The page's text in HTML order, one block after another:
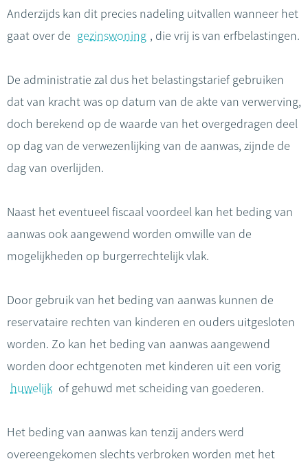
Anderzijds kan dit precies nadeling uitvallen wanneer het
gaat over de gezinswoning , die vrij is van erfbelastingen.
De administratie zal dus het belastingstarief gebruiken
dat van kracht was op datum van de akte van verwerving,
doch berekend op de waarde van het overgedragen deel
op dag van de verwezenlijking van de aanwas, zijnde de
dag van overlijden.
Naast het eventueel fiscaal voordeel kan het beding van
aanwas ook aangewend worden omwille van de
mogelijkheden op burgerrechtelijk vlak.
Door gebruik van het beding van aanwas kunnen de
reservataire rechten van kinderen en ouders uitgesloten
worden. Zo kan het beding van aanwas aangewend
worden door echtgenoten met kinderen uit een vorig
huwelijk of gehuwd met scheiding van goederen.
Het beding van aanwas kan tenzij anders werd
overeengekomen slechts verbroken worden met het